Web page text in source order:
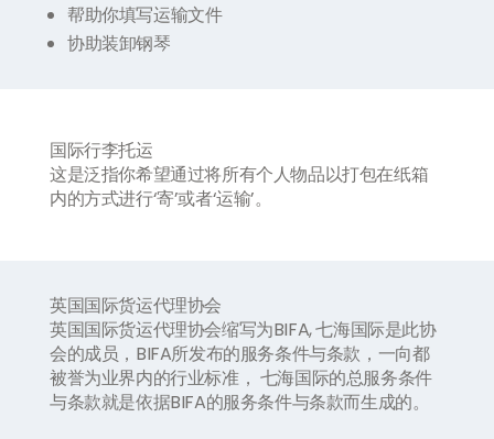
帮助你填写运输文件
协助装卸钢琴
国际行李托运
这是泛指你希望通过将所有个人物品以打包在纸箱
内的方式进行‘寄’或者‘运输’。
英国国际货运代理协会
英国国际货运代理协会缩写为BIFA,七海国际是此协
会的成员， BIFA所发布的服务条件与条款，一向都
被誉为业界内的行业标准， 七海国际的总服务条件
与条款就是依据BIFA的服务条件与条款而生成的。